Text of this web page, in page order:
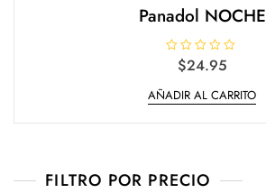
Panadol NOCHE
o
r
d
d
$24.95
AÑADIR AL CARRITO
FILTRO POR PRECIO